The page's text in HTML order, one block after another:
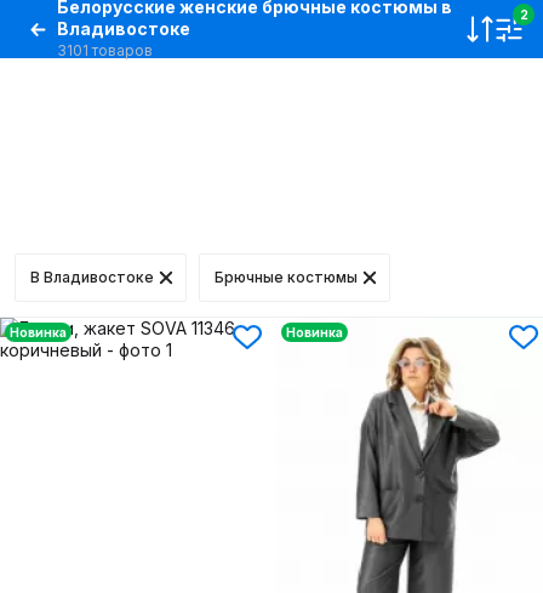
Белорусские женские брючные костюмы в
Владивостоке
3101 товаров
2
В Владивостоке Брючные костюмы
Новинка Новинка